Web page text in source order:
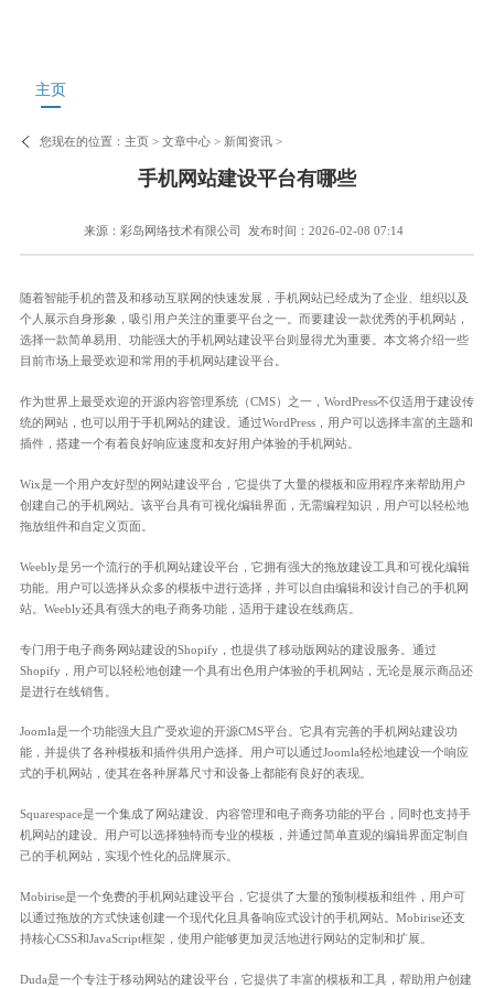
主页
您现在的位置： 主页 >文章中心 > 新闻资讯 >
手机网站建设平台有哪些
来源：彩岛网络技术有限公司 发布时间：2026-02-08 07:14
随着智能手机的普及和移动互联网的快速发展，手机网站已经成为了企业、组织以及
个人展示自身形象，吸引用户关注的重要平台之一。而要建设一款优秀的手机网站，
选择一款简单易用、功能强大的手机网站建设平台则显得尤为重要。本文将介绍一些
目前市场上最受欢迎和常用的手机网站建设平台。
作为世界上最受欢迎的开源内容管理系统（CMS）之一，WordPress不仅适用于建设传
统的网站，也可以用于手机网站的建设。通过WordPress，用户可以选择丰富的主题和
插件，搭建一个有着良好响应速度和友好用户体验的手机网站。
Wix是一个用户友好型的网站建设平台，它提供了大量的模板和应用程序来帮助用户
创建自己的手机网站。该平台具有可视化编辑界面，无需编程知识，用户可以轻松地
拖放组件和自定义页面。
Weebly是另一个流行的手机网站建设平台，它拥有强大的拖放建设工具和可视化编辑
功能。用户可以选择从众多的模板中进行选择，并可以自由编辑和设计自己的手机网
站。Weebly还具有强大的电子商务功能，适用于建设在线商店。
专门用于电子商务网站建设的Shopify，也提供了移动版网站的建设服务。通过
Shopify，用户可以轻松地创建一个具有出色用户体验的手机网站，无论是展示商品还
是进行在线销售。
Joomla是一个功能强大且广受欢迎的开源CMS平台。它具有完善的手机网站建设功
能，并提供了各种模板和插件供用户选择。用户可以通过Joomla轻松地建设一个响应
式的手机网站，使其在各种屏幕尺寸和设备上都能有良好的表现。
Squarespace是一个集成了网站建设、内容管理和电子商务功能的平台，同时也支持手
机网站的建设。用户可以选择独特而专业的模板，并通过简单直观的编辑界面定制自
己的手机网站，实现个性化的品牌展示。
Mobirise是一个免费的手机网站建设平台，它提供了大量的预制模板和组件，用户可
以通过拖放的方式快速创建一个现代化且具备响应式设计的手机网站。Mobirise还支
持核心CSS和JavaScript框架，使用户能够更加灵活地进行网站的定制和扩展。
Duda是一个专注于移动网站的建设平台，它提供了丰富的模板和工具，帮助用户创建